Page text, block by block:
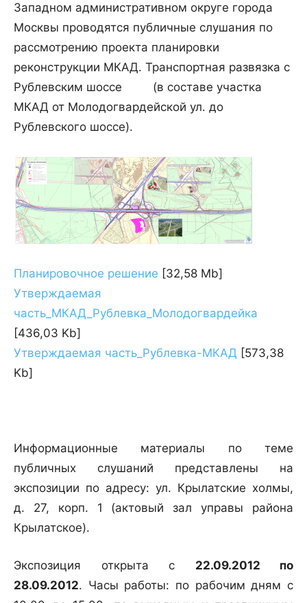
Западном административном округе города
Москвы проводятся публичные слушания по
рассмотрению проекта планировки
реконструкции МКАД. Транспортная развязка с
Рублевским шоссе (в составе участка
МКАД от Молодогвардейской ул. до
Рублевского шоссе).
Планировочное решение [32,58 Mb]
Утверждаемая
часть_МКАД_Рублевка_Молодогвардейка
[436,03 Kb]
Утверждаемая часть_Рублевка-МКАД [573,38
Kb]
Информационные материалы по теме
публичных слушаний представлены на
экспозиции по адресу: ул. Крылатские холмы,
д. 27, корп. 1 (актовый зал управы района
Крылатское).
Экспозиция открыта с 22.09.2012 по
28.09.2012. Часы работы: по рабочим дням с